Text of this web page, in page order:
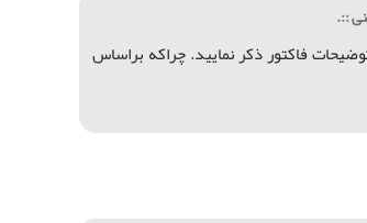
::.
فاكتور ذكر نماييد. چراكه براساس